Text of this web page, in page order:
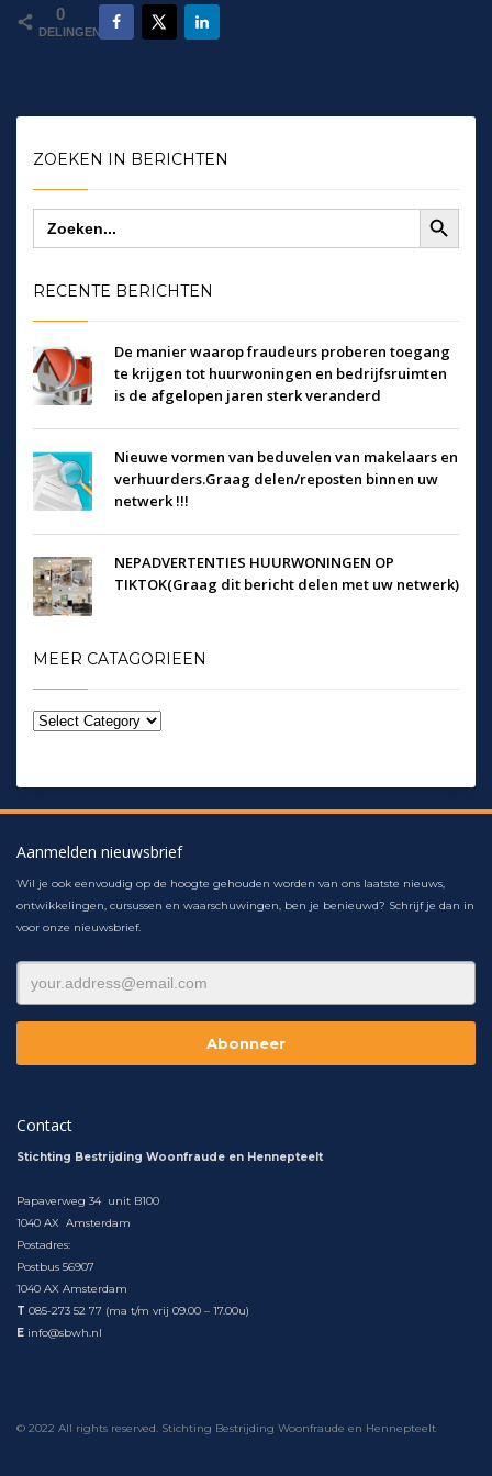
0
DELINGEN
ZOEKEN IN BERICHTEN
Zoek
naar:
Zoekknop
RECENTE BERICHTEN
De manier waarop fraudeurs proberen toegang
te krijgen tot huurwoningen en bedrijfsruimten
is de afgelopen jaren sterk veranderd
Nieuwe vormen van beduvelen van makelaars en
verhuurders.Graag delen/reposten binnen uw
netwerk !!!
NEPADVERTENTIES HUURWONINGEN OP
TIKTOK(Graag dit bericht delen met uw netwerk)
MEER CATAGORIEEN
Aanmelden nieuwsbrief
Wil je ook eenvoudig op de hoogte gehouden worden van ons laatste nieuws,
ontwikkelingen, cursussen en waarschuwingen, ben je benieuwd? Schrijf je dan in
voor onze nieuwsbrief.
Contact
Stichting Bestrijding Woonfraude en Hennepteelt
Papaverweg 34 unit B100
1040 AX Amsterdam
Postadres:
Postbus 56907
1040 AX Amsterdam
T 085-273 52 77 (ma t/m vrij 09.00 – 17.00u)
E info@sbwh.nl
© 2022 All rights reserved. Stichting Bestrijding Woonfraude en Hennepteelt